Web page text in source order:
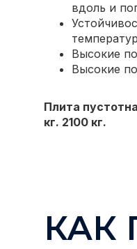
вдоль и
Высокие
Высокие
Плита
кг. 2100 кг.
КАК